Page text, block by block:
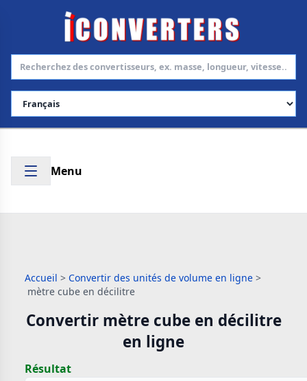
Choisir la langue
Menu
Accueil > Convertir des unités de volume en ligne >
mètre cube en décilitre
Convertir mètre cube en décilitre
en ligne
Résultat